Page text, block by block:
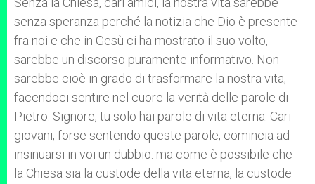
senza speranza perché la notizia che Dio è presente
fra noi e che in Gesù ci ha mostrato il suo volto,
sarebbe un discorso puramente informativo. Non
sarebbe cioè in grado di trasformare la nostra vita,
facendoci sentire nel cuore la verità delle parole di
Pietro: Signore, tu solo hai parole di vita eterna. Cari
giovani, forse sentendo queste parole, comincia ad
insinuarsi in voi un dubbio: ma come è possibile che
la Chiesa sia la custode della vita eterna, la custode